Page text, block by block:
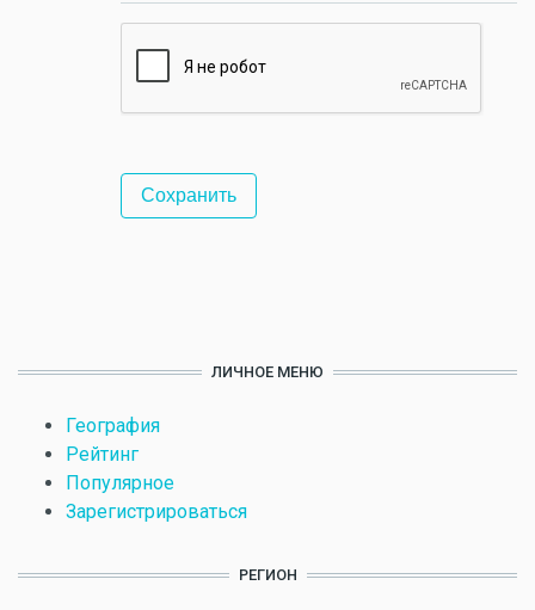
ЛИЧНОЕ МЕНЮ
География
Рейтинг
Популярное
Зарегистрироваться
РЕГИОН